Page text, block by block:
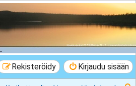
Kirjaudu sisään
Rekisteröidy